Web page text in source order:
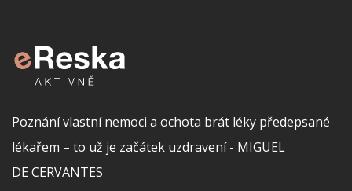
Poznání vlastní nemoci a ochota brát léky předepsané
lékařem – to už je začátek uzdravení - MIGUEL
DE CERVANTES